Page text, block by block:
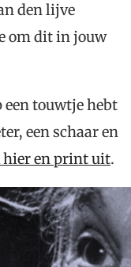
den lijve
om dit in jouw
touwtje hebt
een schaar en
en print uit.